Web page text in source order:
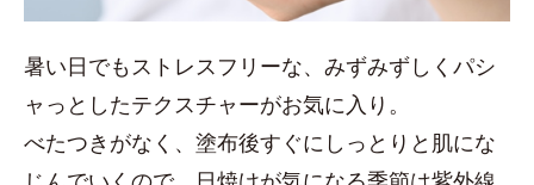
暑い日でもストレスフリーな、みずみずしくパシ
ャっとしたテクスチャーがお気に入り。
べたつきがなく、塗布後すぐにしっとりと肌にな